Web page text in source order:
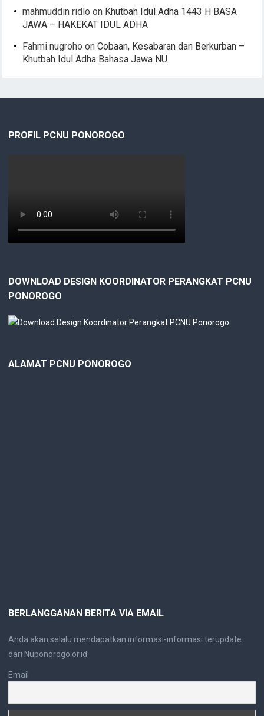
mahmuddin ridlo on Khutbah Idul Adha 1443 H BASA
JAWA – HAKEKAT IDUL ADHA
Fahmi nugroho onCobaan, Kesabaran dan Berkurban –
Khutbah Idul Adha Bahasa Jawa NU
PROFIL PCNU PONOROGO
DOWNLOAD DESIGN KOORDINATOR PERANGKAT PCNU
PONOROGO
ALAMAT PCNU PONOROGO
BERLANGGANAN BERITA VIA EMAIL
Anda akan selalu mendapatkan informasi-informasi terupdate
dari Nuponorogo.or.id
Email